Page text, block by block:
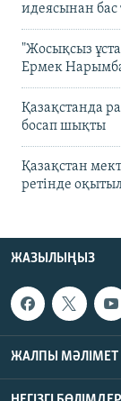
идеясынан
"Жосықсыз
Ермек
Қазақстанда
босап шықты
Қазақстан
ретінде
ЖАЗЫЛЫҢЫЗ
ЖАЛПЫ МӘЛІМЕТ